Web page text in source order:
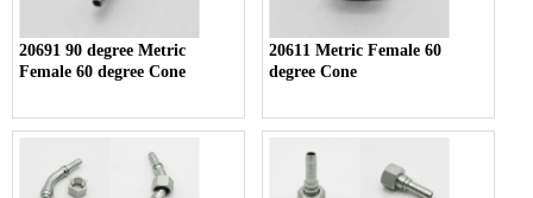
20691 90 degree Metric
Female 60 degree Cone
20611 Metric Female 60
degree Cone